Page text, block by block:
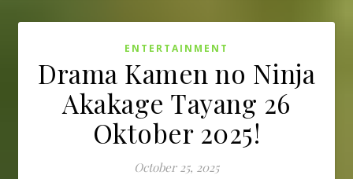
ENTERTAINMENT
Drama Kamen no Ninja
Akakage Tayang 26
Oktober 2025!
October 25, 2025